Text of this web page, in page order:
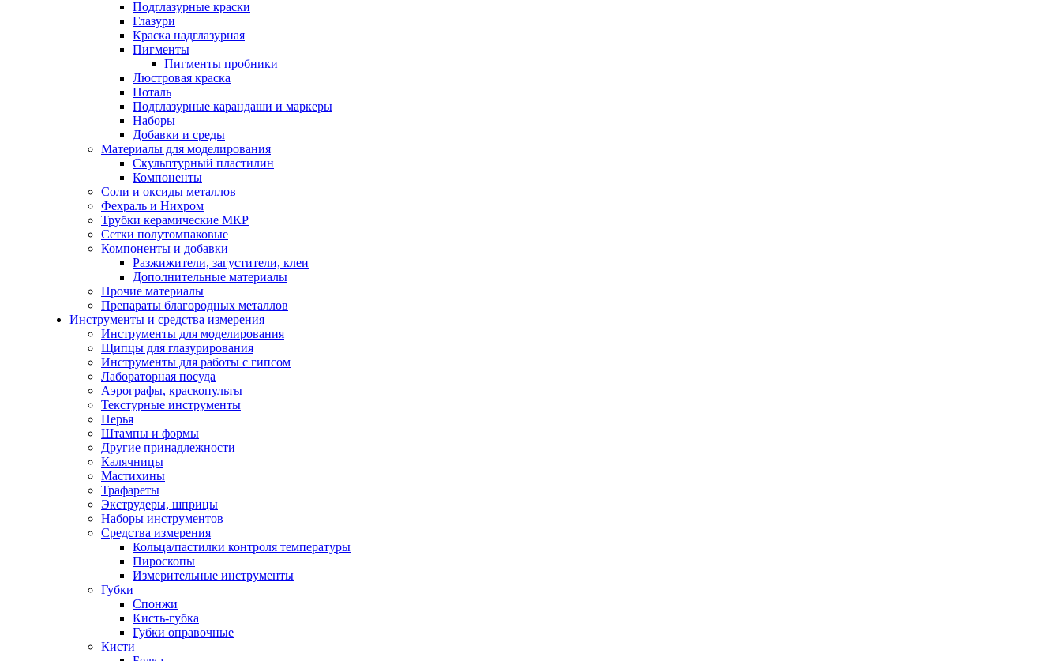
Подглазурные краски
Глазури
Краска надглазурная
Пигменты
Пигменты пробники
Люстровая краска
Поталь
Подглазурные карандаши и маркеры
Наборы
Добавки и среды
Материалы для моделирования
Скульптурный пластилин
Компоненты
Соли и оксиды металлов
Фехраль и Нихром
Трубки керамические МКР
Сетки полутомпаковые
Компоненты и добавки
Разжижители, загустители, клеи
Дополнительные материалы
Прочие материалы
Препараты благородных металлов
Инструменты и средства измерения
Инструменты для моделирования
Щипцы для глазурирования
Инструменты для работы с гипсом
Лабораторная посуда
Аэрографы, краскопульты
Текстурные инструменты
Перья
Штампы и формы
Другие принадлежности
Калячницы
Мастихины
Трафареты
Экструдеры, шприцы
Наборы инструментов
Средства измерения
Кольца/пастилки контроля температуры
Пироскопы
Измерительные инструменты
Губки
Спонжи
Кисть-губка
Губки оправочные
Кисти